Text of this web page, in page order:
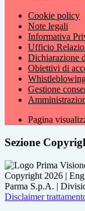
Cookie policy
Note legali
Informativa
Ufficio
Dichiarazione
Obiettivi di
Gestione
Pagina
Sezione
Copyright 2026 |
Parma S.p.A. |
Disclaimer